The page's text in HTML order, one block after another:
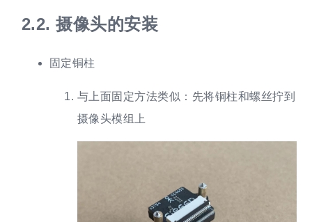
2.2.摄像头的安装
固定铜柱
与上面固定方法类似：先将铜柱和螺丝拧到
摄像头模组上